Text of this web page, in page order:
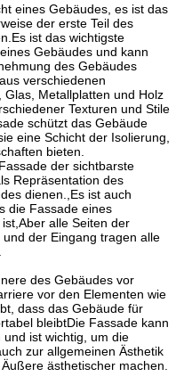
eines Gebäudes, es ist das
der erste Teil des
ist das wichtigste
Gebäudes und kann
des Gebäudes
verschiedenen
Metallplatten und Holz
Texturen und Stile
schützt das Gebäude
eine Schicht der Isolierung,
bieten.
der sichtbarste
Repräsentation des
dienen.,Es ist auch
die Fassade eines
alle Seiten der
der Eingang tragen alle
des Gebäudes vor
vor den Elementen wie
dass das Gebäude für
bleibtDie Fassade kann
ist wichtig, um die
zur allgemeinen Ästhetik
ästhetischer machen.